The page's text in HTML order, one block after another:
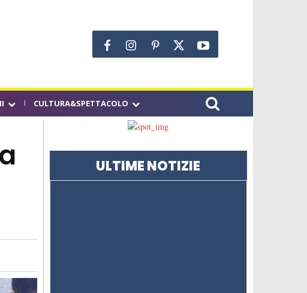
CULTURA&SPETTACOLO
ULTIME NOTIZIE